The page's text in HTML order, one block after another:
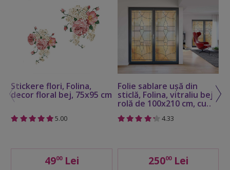
Stickere flori, Folina,
decor floral bej, 75x95 cm
5.00
4900Lei
Folie sablare uşă din
sticlă, Folina, vitraliu bej,
rolă de 100x210 cm, cu
incluse 4.33
25000Lei